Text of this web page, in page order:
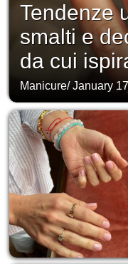
Tendenze
smalti e
da cui
Manicure/January